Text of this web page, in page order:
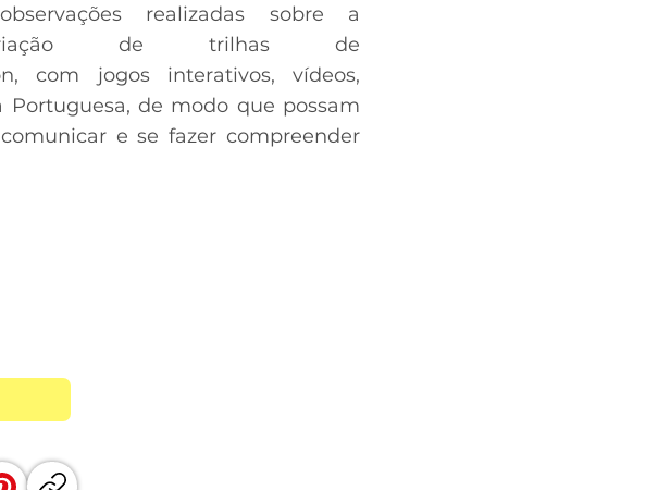
realizadas sobre a
criação de trilhas de
com jogos interativos, vídeos,
de modo que possam
e se fazer compreender